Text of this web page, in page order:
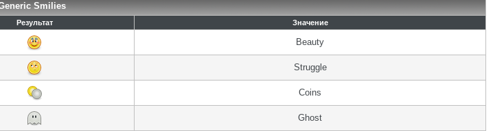
Smilies
Результат Значение
Beauty
Struggle
Coins
Ghost